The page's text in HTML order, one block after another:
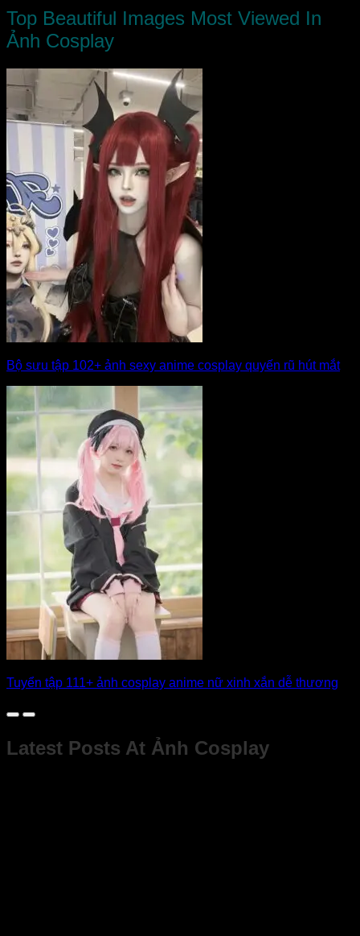
Top Beautiful Images Most Viewed In
Ảnh Cosplay
Bộ sưu tập 102+ ảnh sexy anime cosplay quyến rũ hút mắt
Tuyển tập 111+ ảnh cosplay anime nữ xinh xắn dễ thương
Latest Posts At Ảnh Cosplay